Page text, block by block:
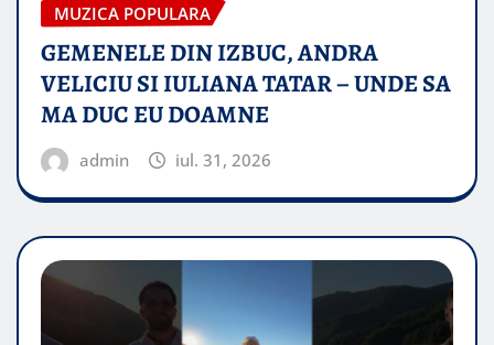
MUZICA POPULARA
GEMENELE DIN IZBUC, ANDRA
VELICIU SI IULIANA TATAR – UNDE SA
MA DUC EU DOAMNE
admin iul. 31, 2026